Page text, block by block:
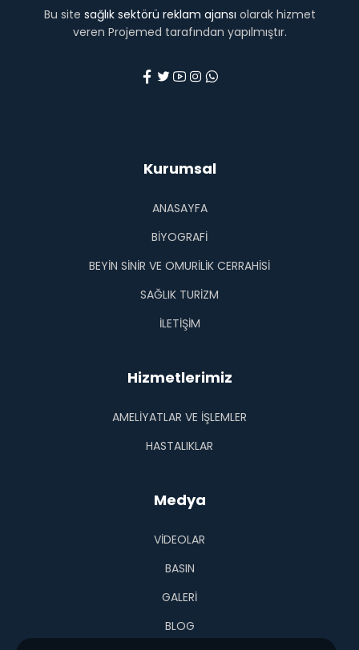
Bu site sağlık sektörü reklam ajansı olarak hizmet
veren Projemed tarafından yapılmıştır.
Kurumsal
ANASAYFA
BIYOGRAFI
BEYIN SINIR VE OMURILIK CERRAHISI
SAĞLIK TURİZM
İLETİŞİM
Hizmetlerimiz
AMELİYATLAR VE İŞLEMLER
HASTALIKLAR
Medya
VIDEOLAR
BASIN
GALERI
BLOG